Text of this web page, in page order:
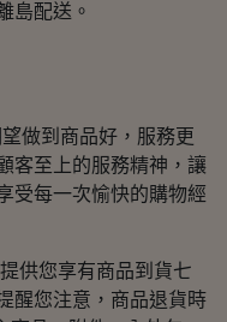
島配送。
做到商品好，服務更
客至上的服務精神，讓
受每一次愉快的購物經
供您享有商品到貨七
醒您注意，商品退貨時